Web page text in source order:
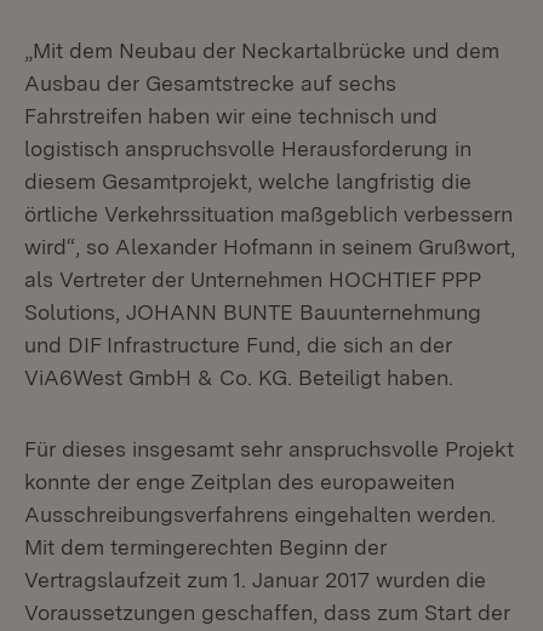
„Mit dem Neubau der Neckartalbrücke und dem
Ausbau der Gesamtstrecke auf sechs
Fahrstreifen haben wir eine technisch und
logistisch anspruchsvolle Herausforderung in
diesem Gesamtprojekt, welche langfristig die
örtliche Verkehrssituation maßgeblich verbessern
wird“, so Alexander Hofmann in seinem Grußwort,
als Vertreter der Unternehmen HOCHTIEF PPP
Solutions, JOHANN BUNTE Bauunternehmung
und DIF Infrastructure Fund, die sich an der
ViA6West GmbH & Co. KG. Beteiligt haben.
Für dieses insgesamt sehr anspruchsvolle Projekt
konnte der enge Zeitplan des europaweiten
Ausschreibungsverfahrens eingehalten werden.
Mit dem termingerechten Beginn der
Vertragslaufzeit zum 1. Januar 2017 wurden die
Voraussetzungen geschaffen, dass zum Start der